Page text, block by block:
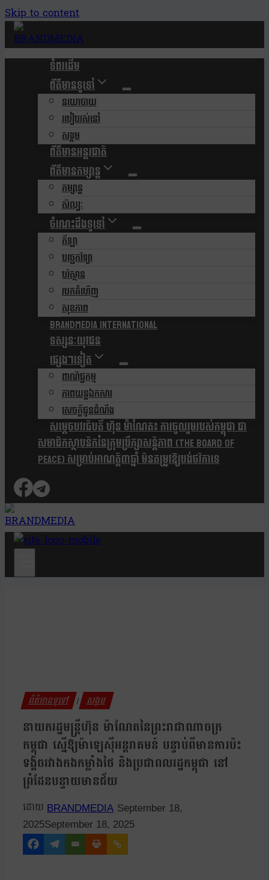
Skip to content
ទំពរដើម
ព័ត៌មានទូទៅ
នយោបាយ
របៀបរស់នៅ
សង្គម
ព័ត៌មានអន្តរជាតិ
ព័ត៌មានកម្សាន្ត
កម្សាន្ត
សិល្បៈ
ចំណេះដឹងទូទៅ
កីឡា
បច្ចេកវិទ្យា
បរិស្ថាន
របកគំហើញ
សុខភាព
Brandmedia international
ទស្សនៈយុវជន
ផ្សេងៗទៀត
ពាណិជ្ជកម្ម
ភាពយន្តឯកសារ
សេចក្តីជូនដំណឹង
សម្តេចបវរធិបតី ហ៊ុន ម៉ាណែត៖ ការចូលរួមរបស់កម្ពុជា ជា
សមាជិកស្ថាបនិកនៃក្រុមប្រឹក្សាសន្តិភាព (The Board Of
Peace) សម្រាប់អាណត្តិ៣ឆ្នាំ មិនតម្រូវឱ្យបង់ថវិកាទេ
ព័ត៌មានទូទៅ | សង្គម
នាយករដ្ឋមន្ត្រីហ៊ុន ម៉ាណែតនៃព្រះរាជាណាចក្រ
កម្ពុជា ស្នើឱ្យម៉ាឡេស៊ីអន្តរាគមន៍ បន្ទាប់ពីមានការប៉ះ
ទង្គិចរវាងកងកម្លាំងថៃ និងប្រជាពលរដ្ឋកម្ពុជា នៅ
ព្រំដែនបន្ទាយមានជ័យ
BRANDMEDIA September 18,
2025September 18, 2025